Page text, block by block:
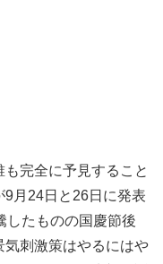
完全に予見すること
月24日と26日に発表
したものの国慶節後
刺激策はやるにはや